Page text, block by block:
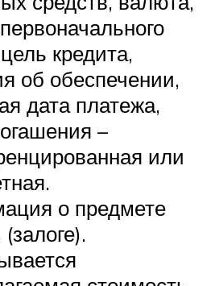
кредита,
об обеспечении,
дата платежа,
–
или
о предмете